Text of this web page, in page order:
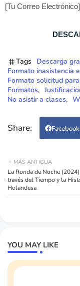
[Tu Correo
Tags Descarga
Formato inasistencia
Formato solicitud
Formatos
No asistir a clases
Facebook
MÁS ANTIGUA
La Ronda de Noche
través del Tiempo y la
Holandesa
YOU MAY LIKE